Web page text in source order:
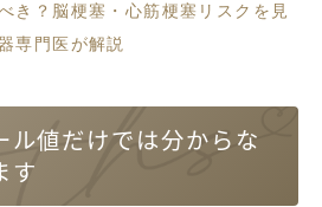
き？脳梗塞・心筋梗塞リスクを見
専門医が解説
ル値だけでは分からな
す